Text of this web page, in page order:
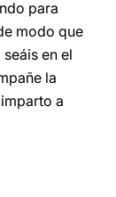
para
modo que
en el
la
a